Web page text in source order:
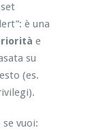
è una
e
su
(es.
vuoi: